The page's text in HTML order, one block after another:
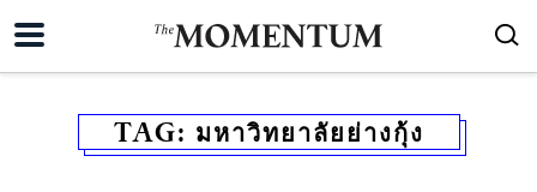
TAG: มหาวิทยาลัยย่างกุ้ง